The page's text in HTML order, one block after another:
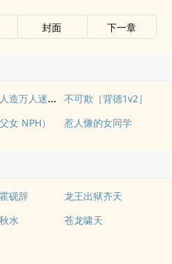
封面 下一章
快穿：人造万人迷NPH 不可欺［背德1v2］
女 NPH） 惹人慊的女同学
砚辞 龙王出狱齐天
水 苍龙啸天